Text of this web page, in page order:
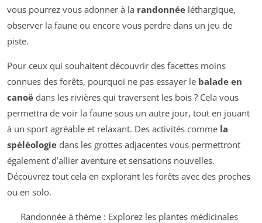
vous pourrez vous adonner à la randonnée léthargique,
observer la faune ou encore vous perdre dans un jeu de
piste.
Pour ceux qui souhaitent découvrir des facettes moins
connues des forêts, pourquoi ne pas essayer le balade en
canoë dans les rivières qui traversent les bois ? Cela vous
permettra de voir la faune sous un autre jour, tout en jouant
à un sport agréable et relaxant. Des activités comme la
spéléologie dans les grottes adjacentes vous permettront
également d’allier aventure et sensations nouvelles.
Découvrez tout cela en explorant les forêts avec des proches
ou en solo.
Randonnée à thème : Explorez les plantes médicinales